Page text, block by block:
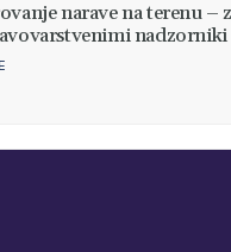
narave na terenu – z
nadzorniki